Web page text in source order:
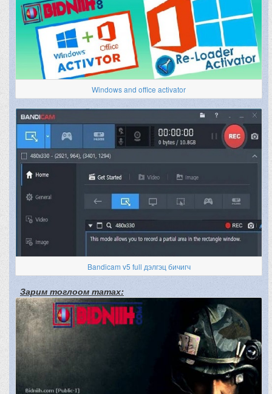
Windows and office activator
Bandicam v5 full дэлгэц бичигч
Зарим тоглоом татах: